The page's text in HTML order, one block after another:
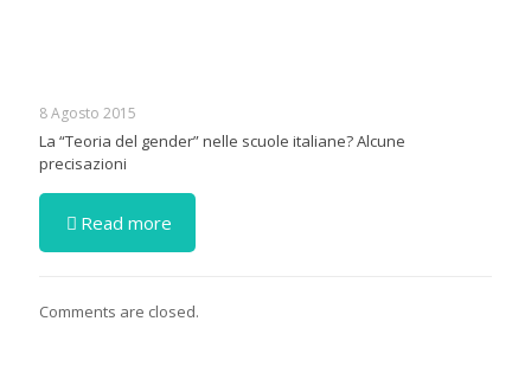
8 Agosto 2015
La “Teoria del gender” nelle scuole italiane? Alcune
precisazioni
Read more
Comments are closed.